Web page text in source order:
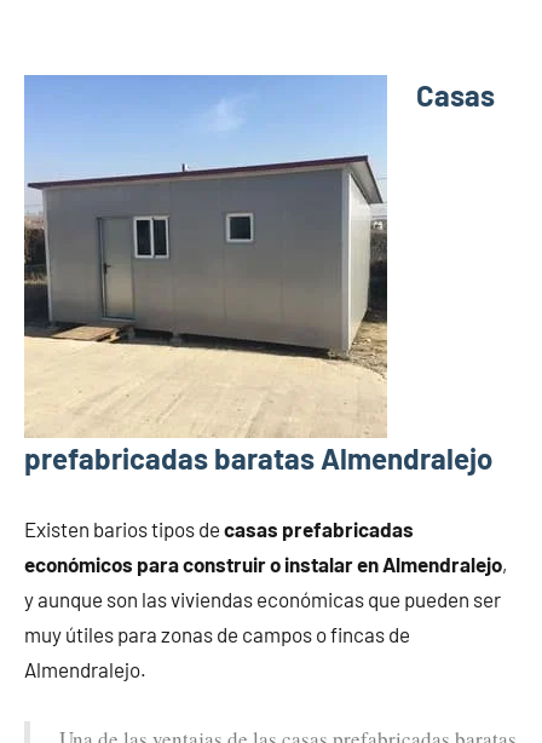
Casas
prefabricadas baratas Almendralejo
Existen barios tipos de casas prefabricadas
económicos para construir o instalar en Almendralejo,
y aunque son las viviendas económicas que pueden ser
muy útiles para zonas de campos o fincas de
Almendralejo.